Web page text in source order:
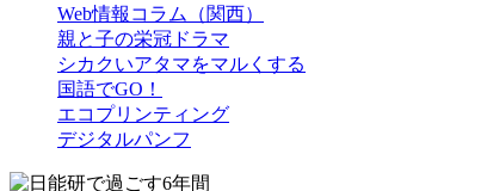
Web情報コラム（関西）
親と子の栄冠ドラマ
シカクいアタマをマルくする
国語でGO！
エコプリンティング
デジタルパンフ